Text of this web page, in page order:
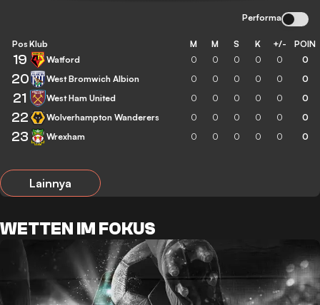
Performa
Pos Klub M M S K +/- POIN
19 Watford 0 0 0 0 0 0
20 West Bromwich Albion 0 0 0 0 0 0
21 West Ham United 0 0 0 0 0 0
22 Wolverhampton Wanderers 0 0 0 0 0 0
23 Wrexham 0 0 0 0 0 0
Lainnya
WETTEN IM FOKUS